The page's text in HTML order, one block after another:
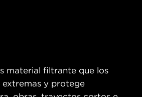
material filtrante que los
extremas y protege